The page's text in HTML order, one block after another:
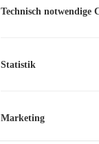
Technisch notwendige
Statistik
Marketing